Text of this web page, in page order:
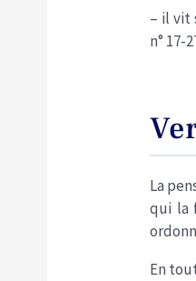
– il vit
n° 17-
La
qui la
En